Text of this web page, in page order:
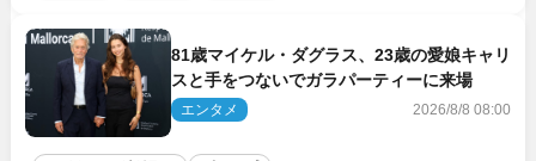
81歳マイケル・ダグラス、23歳の愛娘キャリ
スと手をつないでガラパーティーに来場
エンタメ 2026/8/8 08:00